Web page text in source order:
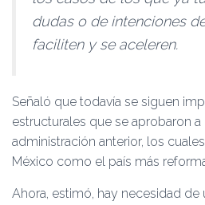
dudas o de intenciones
faciliten y se aceleren.
Señaló que todavía se siguen
estructurales que se aprobaron
administración anterior, los
México como el país más
Ahora, estimó, hay necesidad de